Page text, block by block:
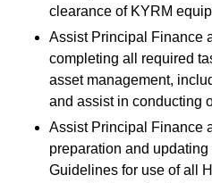
clearance of KYRM
Assist Principal Finance
completing all required
asset management,
and assist in conducting
Assist Principal Finance
preparation and
Guidelines for use of all